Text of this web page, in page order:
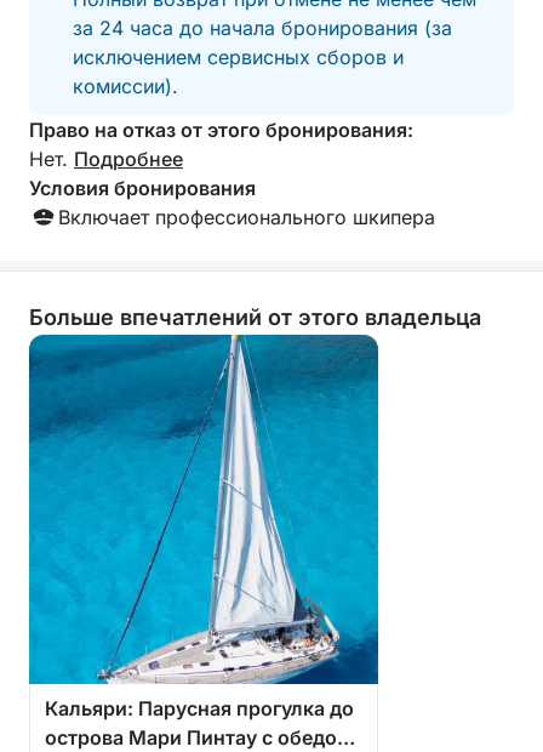
💙 Мари Пинтау – «Нарисованное море»: белый
песок и вода, напоминающая картину (включено
только в вариант на целый день).
Во время круиза мы сделаем несколько
остановок для купания и сноркелинга в самых
красивых местах, выбранных с учетом ветровых
📍 Место отправления
Тур отправляется из порта Кальяри, до которого
легко добраться пешком, на машине или такси.
Точное место отправления и подробные
инструкции вы получите после бронирования.
🌅 Откройте для себя Кальяри с моря,
Частное, захватывающее и расслабляющее
путешествие, чтобы открыть для себя самое
очаровательное побережье Сардинии, вплоть до
волшебства Мари Пинтау.
за 24 часа до начала бронирования (за
исключением сервисных сборов и
комиссии).
Право на отказ от этого бронирования:
Нет. Подробнее
Условия бронирования
Включает профессионального шкипера
Больше впечатлений от этого владельца
Кальяри: Парусная прогулка до
острова Мари Пинтау с обедом